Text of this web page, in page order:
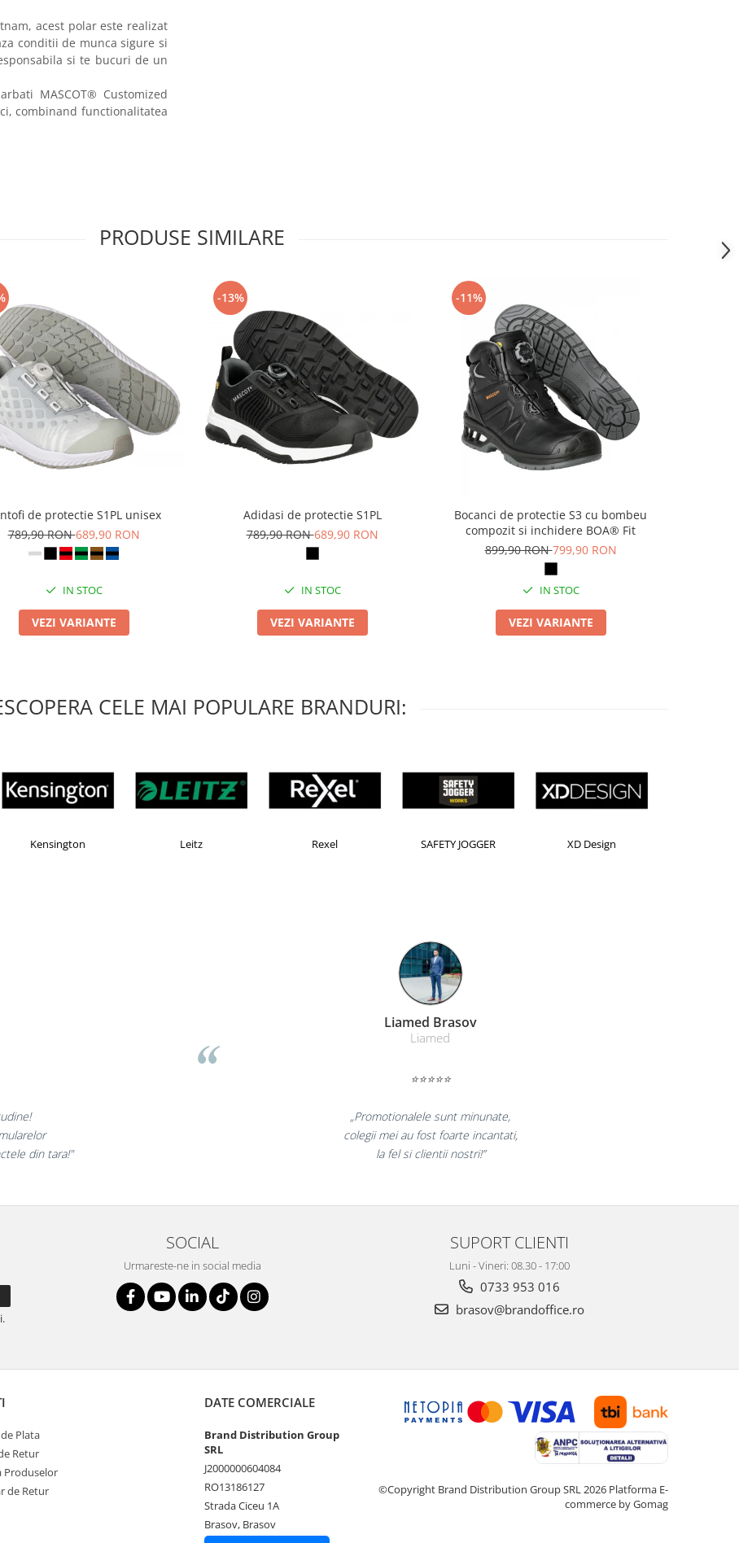
acest polar este realizat
conditii de munca sigure si
si te bucuri de un
MASCOT® Customized
combinand functionalitatea
PRODUSE SIMILARE
de protectie S1PL unisex
789,90 RON689,90 RON
IN STOC
VEZI VARIANTE
-13%
Adidasi de protectie S1PL
789,90 RON689,90 RON
IN STOC
VEZI VARIANTE
-11%
Bocanci de protectie S3 cu bombeu
compozit si inchidere BOA® Fit
899,90 RON799,90 RON
IN STOC
VEZI VARIANTE
CELE MAI POPULARE BRANDURI:
EKOMAX Faber Castell Horion Kensington
Farmacom Brasov
Farmacom
⭐⭐⭐⭐⭐
„Ne bucuram pentru reluarea colaborarii si
ne declaram multumiti pentru produsele plasate
si finalizate cu succes la timp."
SOCIAL
Urmareste-ne in social media
SUPORT CLIENTI
Luni - Vineri: 08.30 - 17:00
0733 953 016
brasov@brandoffice.ro
Plata
Retur
Produselor
de Retur
DATE COMERCIALE
Brand Distribution Group
SRL
J2000000604084
RO13186127
Strada Ciceu 1A
Brasov, Brasov
©Copyright Brand Distribution Group SRL 2026 Platforma E-
commerce by Gomag